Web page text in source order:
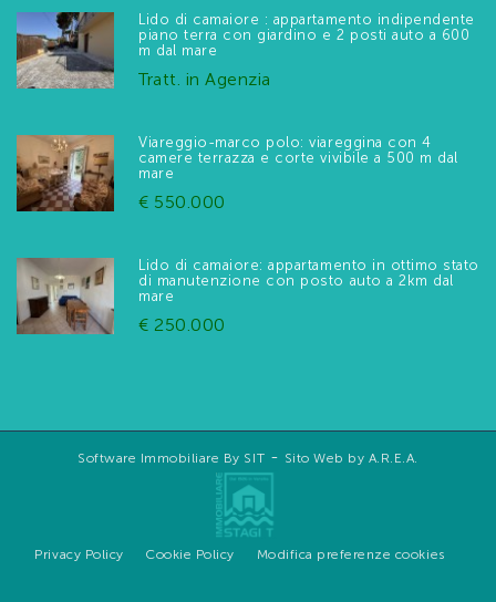
Lido di camaiore : appartamento indipendente
piano terra con giardino e 2 posti auto a 600
m dal mare
Tratt. in Agenzia
Viareggio-marco polo: viareggina con 4
camere terrazza e corte vivibile a 500 m dal
mare
€ 550.000
Lido di camaiore: appartamento in ottimo stato
di manutenzione con posto auto a 2km dal
mare
€ 250.000
Software Immobiliare By SIT - Sito Web by A.R.E.A.
Privacy Policy Cookie Policy Modifica preferenze cookies